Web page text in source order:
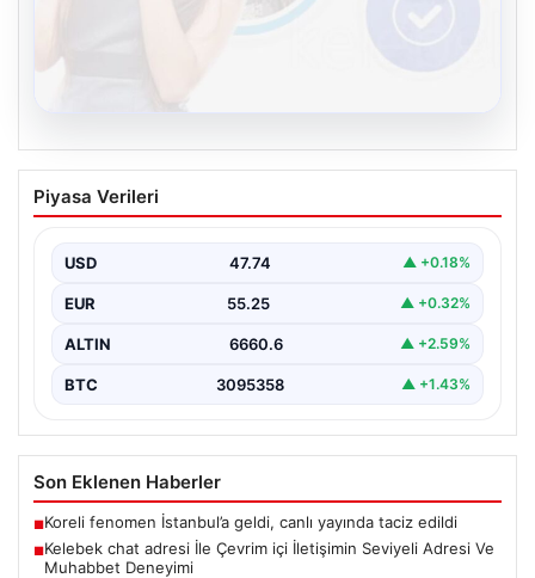
Kelebek chat adresi İle Çevrim içi
İletişimin Seviyeli Adresi Ve Muhabbet
İnternet çağında bireylerin seviyeli bir şekilde bağlantı
Piyasa Verileri
USD 47.74 ▲ +0.18%
EUR 55.25 ▲ +0.32%
ALTIN 6660.6 ▲ +2.59%
BTC 3095358 ▲ +1.43%
Son Eklenen Haberler
■Koreli fenomen İstanbul’a geldi, canlı yayında taciz edildi
■Kelebek chat adresi İle Çevrim içi İletişimin Seviyeli Adresi Ve
Muhabbet Deneyimi